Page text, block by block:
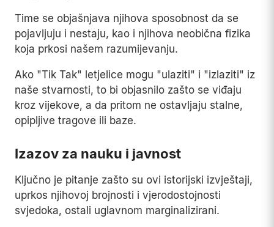
Time se objašnjava njihova sposobnost da se
pojavljuju i nestaju, kao i njihova neobična fizika
koja prkosi našem razumijevanju.
Ako "Tik Tak" letjelice mogu "ulaziti" i "izlaziti" iz
naše stvarnosti, to bi objasnilo zašto se viđaju
kroz vijekove, a da pritom ne ostavljaju stalne,
opipljive tragove ili baze.
Izazov za nauku i javnost
Ključno je pitanje zašto su ovi istorijski izvještaji,
uprkos njihovoj brojnosti i vjerodostojnosti
svjedoka, ostali uglavnom marginalizirani.